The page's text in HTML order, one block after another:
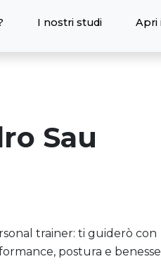
I nostri studi Apri
Sau
trainer: ti guiderò con
postura e